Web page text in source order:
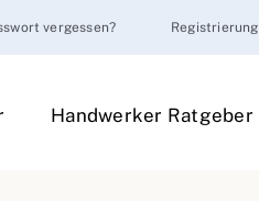
vergessen? Registrierung
Handwerker Ratgeber